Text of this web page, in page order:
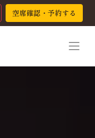
空席確認・予約する